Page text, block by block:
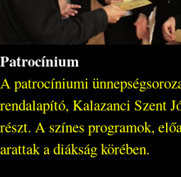
Patrocínium
A patrocíniumi
rendalapító, Kalazanci Szent
részt. A színes programok,
arattak a diákság körében.